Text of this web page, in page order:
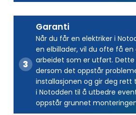
Garanti
Når du får en elektriker i
en elbillader, vil du ofte få en
arbeidet som er utført.
dersom det oppstår
installasjonen og gir deg rett
i Notodden til å utbedre
oppstår grunnet